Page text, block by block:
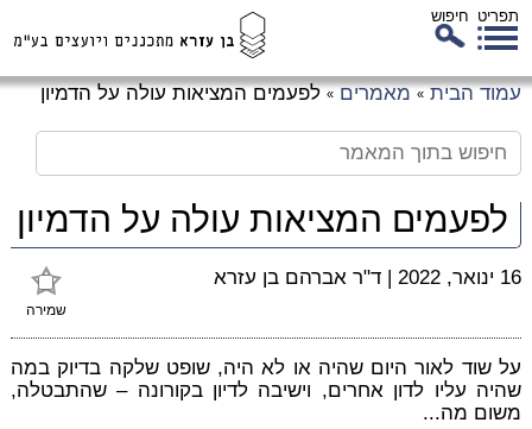
תפריט חיפוש
עמוד הבית » מאמרים » לפעמים המציאות עולה על הדמיון
לפעמים המציאות עולה על הדמיון
שמירה
16 ינואר, 2022 | ד"ר אברהם בן עזרא
על שוד לאור היום שהיה או לא היה, שופט שלקה בדיוק במה
שהיה עליו לדון אחרים, וישיבה לדיון בקורונה – שהתבטלה,
משום מה...